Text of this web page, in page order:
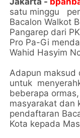
satu minggu
Bacalon Walkot
Pangarep dari
Pro Pa-Gi
Wahid Hasyim
Adapun maksud
untuk
beberapa
masyarakat dan
pendaftaran
Kota kepada